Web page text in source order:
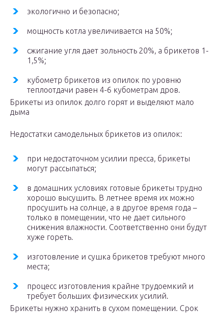
экологично и безопасно;
мощность котла увеличивается на 50%;
сжигание угля дает зольность 20%, а брикетов 1-
1,5%;
кубометр брикетов из опилок по уровню
теплоотдачи равен 4-6 кубометрам дров.
Брикеты из опилок долго горят и выделяют мало
дыма
Недостатки самодельных брикетов из опилок:
при недостаточном усилии пресса, брикеты
могут рассыпаться;
в домашних условиях готовые брикеты трудно
хорошо высушить. В летнее время их можно
просушить на солнце, а в другое время года –
только в помещении, что не дает сильного
снижения влажности. Соответственно они будут
хуже гореть.
изготовление и сушка брикетов требуют много
места;
процесс изготовления крайне трудоемкий и
требует больших физических усилий.
Брикеты нужно хранить в сухом помещении. Срок